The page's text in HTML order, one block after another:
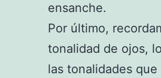
ensanche.
Por último,
tonalidad de ojos,
las tonalidades